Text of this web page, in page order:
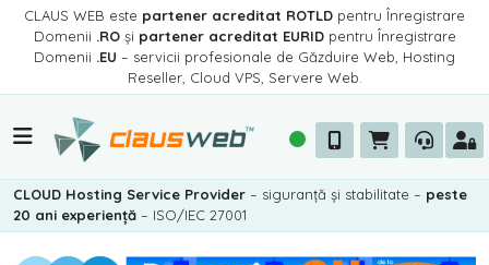
CLAUS WEB este partener acreditat ROTLD pentru Înregistrare
Domenii .ROși partener acreditat EURIDpentru Înregistrare
Domenii .EU – servicii profesionale de Găzduire Web, Hosting
Reseller, Cloud VPS, Servere Web.
CLOUD Hosting Service Provider – siguranță și stabilitate – peste
20 ani experiență – ISO/IEC 27001